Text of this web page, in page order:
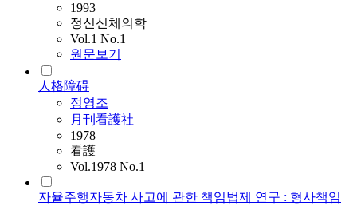
1993
정신신체의학
Vol.1 No.1
원문보기
人格障碍
정영조
月刊看護社
1978
看護
Vol.1978 No.1
자율주행자동차 사고에 관한 책임법제 연구 : 형사책임